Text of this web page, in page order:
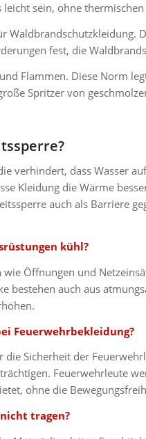
sein, ohne
Waldbrandschutzkleidung.
fest, die
Flammen. Diese Norm
Spritzer von
verhindert, dass Wasser
Kleidung die Wärme
auch als Barriere
kühl?
Öffnungen und
bestehen auch aus
Feuerwehrbekleidung?
Sicherheit der
Feuerwehrleute
ohne die
tragen?